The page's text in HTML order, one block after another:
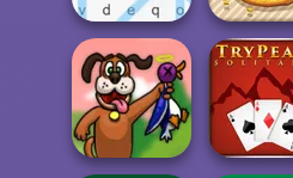
Word Search Pizza